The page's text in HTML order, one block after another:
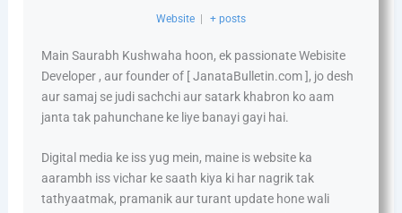
Website | + posts
Main Saurabh Kushwaha hoon, ek passionate Webisite
Developer , aur founder of [ JanataBulletin.com ], jo desh
aur samaj se judi sachchi aur satark khabron ko aam
janta tak pahunchane ke liye banayi gayi hai.
Digital media ke iss yug mein, maine is website ka
aarambh iss vichar ke saath kiya ki har nagrik tak
tathyaatmak, pramanik aur turant update hone wali